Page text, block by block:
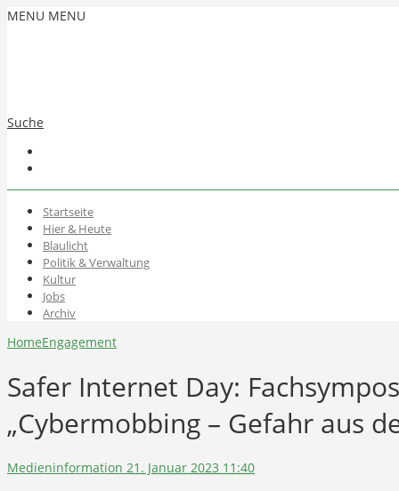
MENU MENU
Suche
Startseite
Hier & Heute
Blaulicht
Politik & Verwaltung
Kultur
Jobs
Archiv
HomeEngagement
Safer Internet Day:
„Cybermobbing – Gefahr aus
Medieninformation 21. Januar 2023 11:40